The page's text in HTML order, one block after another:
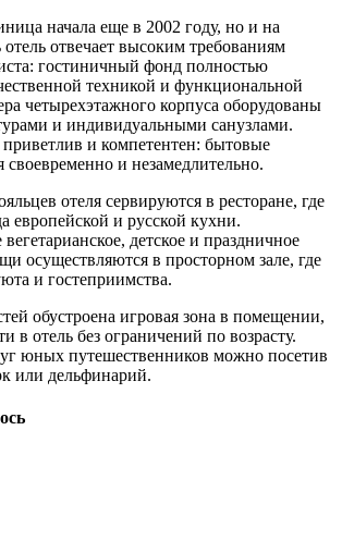
начала еще в 2002 году, но и на
отвечает высоким требованиям
гостиничный фонд полностью
техникой и функциональной
четырехэтажного корпуса оборудованы
и индивидуальными санузлами.
и компетентен: бытовые
и незамедлительно.
отеля сервируются в ресторане, где
европейской и русской кухни.
детское и праздничное
осуществляются в просторном зале, где
и гостеприимства.
обустроена игровая зона в помещении,
в отель без ограничений по возрасту.
юных путешественников можно посетив
или дельфинарий.